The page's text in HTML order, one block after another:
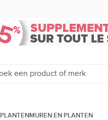
PLANTENMUREN EN PLANTEN